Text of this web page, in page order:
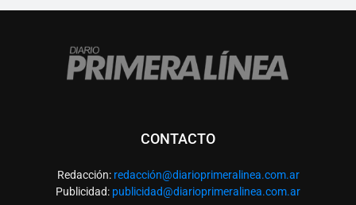
CONTACTO
Redacción: redacción@diarioprimeralinea.com.ar
Publicidad: publicidad@diarioprimeralinea.com.ar